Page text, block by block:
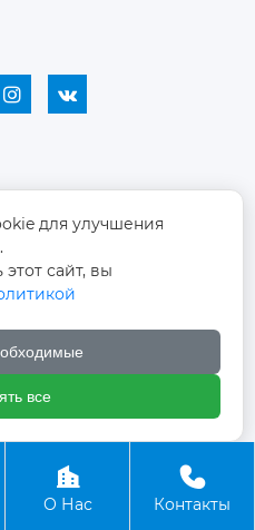
 
город Наньцзяо,
Цзыбо, провинция
Вентилятор

О Нас

Контакты
для улучшения
сайт, вы
все